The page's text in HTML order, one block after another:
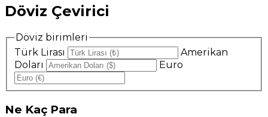
Döviz Çevirici
Döviz birimleri
Türk Lirası
Amerikan
Doları
Euro
Ne Kaç Para